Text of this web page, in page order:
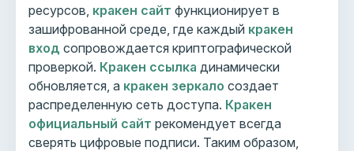
ресурсов, кракен сайт функционирует в
зашифрованной среде, где каждый кракен
вход сопровождается криптографической
проверкой. Кракен ссылка динамически
обновляется, а кракен зеркало создает
распределенную сеть доступа. Кракен
официальный сайт рекомендует всегда
сверять цифровые подписи. Таким образом,